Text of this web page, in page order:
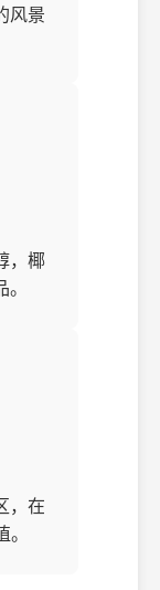
风景
，椰
，在